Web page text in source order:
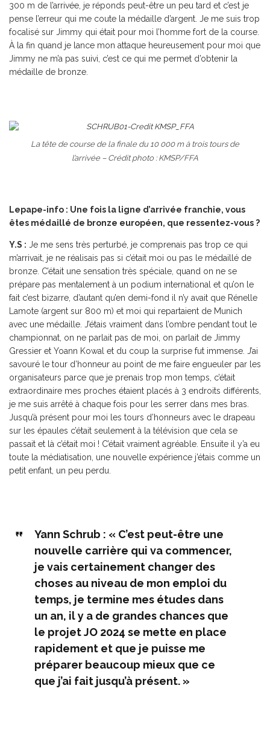
300 m de l’arrivée, je réponds peut-être un peu tard et c’est je
pense l’erreur qui me coute la médaille d’argent. Je me suis trop
focalisé sur Jimmy qui était pour moi l’homme fort de la course.
À la fin quand je lance mon attaque heureusement pour moi que
Jimmy ne m’a pas suivi, c’est ce qui me permet d’obtenir la
médaille de bronze.
La tête de course de la finale du 10 000 m à trois tours de
l’arrivée – Crédit photo : KMSP/FFA
Lepape-info : Une fois la ligne d’arrivée franchie, vous
êtes médaillé de bronze européen, que ressentez-vous ?
Y.S : Je me sens très perturbé, je comprenais pas trop ce qui
m’arrivait, je ne réalisais pas si c’était moi ou pas le médaillé de
bronze. C’était une sensation très spéciale, quand on ne se
prépare pas mentalement à un podium international et qu’on le
fait c’est bizarre, d’autant qu’en demi-fond il n’y avait que Rénelle
Lamote (argent sur 800 m) et moi qui repartaient de Munich
avec une médaille. J’étais vraiment dans l’ombre pendant tout le
championnat, on ne parlait pas de moi, on parlait de Jimmy
Gressier et Yoann Kowal et du coup la surprise fut immense. J’ai
savouré le tour d’honneur au point de me faire engueuler par les
organisateurs parce que je prenais trop mon temps, c’était
extraordinaire mes proches étaient placés à 3 endroits différents,
je me suis arrêté à chaque fois pour les serrer dans mes bras.
Jusqu’à présent pour moi les tours d’honneurs avec le drapeau
sur les épaules c’était seulement à la télévision que cela se
passait et là c’était moi ! C’était vraiment agréable. Ensuite il y’a eu
toute la médiatisation, une nouvelle expérience j’étais comme un
petit enfant, un peu perdu.
Yann Schrub : « C’est peut-être une
nouvelle carrière qui va commencer,
je vais certainement changer des
choses au niveau de mon emploi du
temps, je termine mes études dans
un an, il y a de grandes chances que
le projet JO 2024 se mette en place
rapidement et que je puisse me
préparer beaucoup mieux que ce
que j’ai fait jusqu’à présent. »